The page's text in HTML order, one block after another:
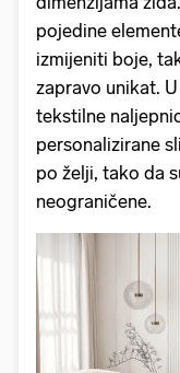
pojedine
izmijeniti boje,
zapravo unikat.
tekstilne
personalizirane
po želji, tako da
neograničene.